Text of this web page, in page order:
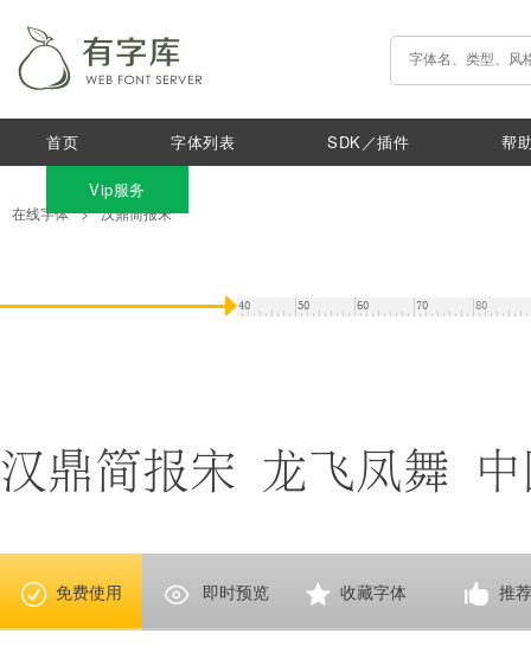
首页 字体列表 SDK／插件 帮
Vip服务
在线字体 > 汉鼎简报宋
汉鼎简报宋 龙飞凤舞 中
免费使用 即时预览 收藏字体 推荐